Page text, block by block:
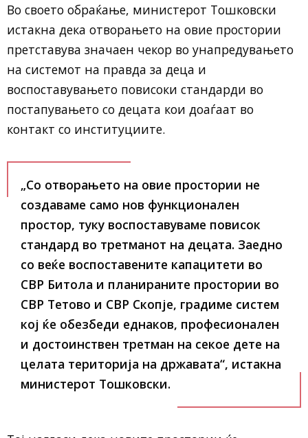
Во своето обраќање, министерот Тошковски
истакна дека отворањето на овие простории
претставува значаен чекор во унапредувањето
на системот на правда за деца и
воспоставувањето повисоки стандарди во
постапувањето со децата кои доаѓаат во
контакт со институциите.
„Со отворањето на овие простории не
создаваме само нов функционален
простор, туку воспоставуваме повисок
стандард во третманот на децата. Заедно
со веќе воспоставените капацитети во
СВР Битола и планираните простории во
СВР Тетово и СВР Скопје, градиме систем
кој ќе обезбеди еднаков, професионален
и достоинствен третман на секое дете на
целата територија на државата“, истакна
министерот Тошковски.